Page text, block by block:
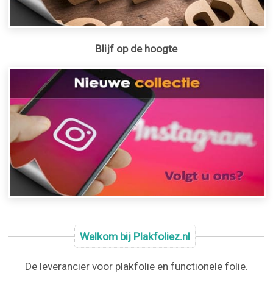
Blijf op de hoogte
Welkom bij Plakfoliez.nl
De leverancier voor plakfolie en functionele folie.